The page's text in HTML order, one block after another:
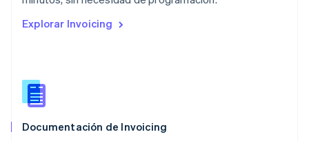
Explorar Invoicing
Documentación de Invoicing
NederlandsEnglish
Português
RAE de Hong Kong, China
Reino Unido